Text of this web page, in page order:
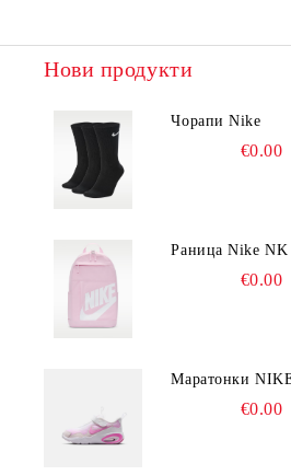
Нови продукти
Чорапи Nike
€0.00
Раница Nike
€0.00
Mаратонки
€0.00